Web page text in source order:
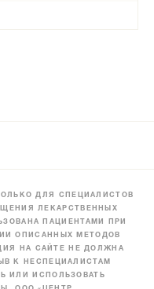
ДЛЯ СПЕЦИАЛИСТОВ
ЛЕКАРСТВЕННЫХ
ПАЦИЕНТАМИ ПРИ
ОПИСАННЫХ МЕТОДОВ
НА САЙТЕ НЕ ДОЛЖНА
К НЕСПЕЦИАЛИСТАМ
ИЛИ ИСПОЛЬЗОВАТЬ